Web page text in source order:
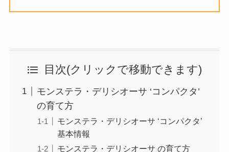
目次(クリックで移動できます)
モンステラ・デリシオーサ ‘コンパクタ’
の育て方
モンステラ・デリシオーサ ‘コンパクタ’
基本情報
モンステラ・デリシオーサ の育て方